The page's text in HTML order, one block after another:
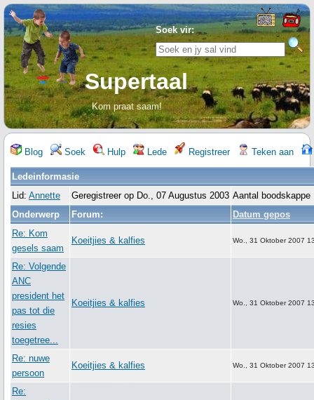
Soek vir:
Supertaal
Kom praat saam!
Blog Soek Hulp Lede Registreer Teken aan
Ledeinformasie
Lid: Annette Geregistreer op Do., 07 Augustus 2003 Aantal boodskappe
Onderwerp
Forum:
Datum gepos
Re: Kom
gesels saam
Koeitjies & kalfies Wo., 31 Oktober 2007
Re: Volgende
ANC
president het
pas tot die
resies
toegetree...
Koeitjies & kalfies Wo., 31 Oktober 2007
Re: nuwe
persoon
Koeitjies & kalfies Wo., 31 Oktober 2007
Re: